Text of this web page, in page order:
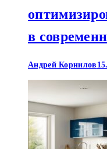
в
Андрей Корнилов